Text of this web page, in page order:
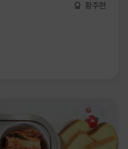
황주현